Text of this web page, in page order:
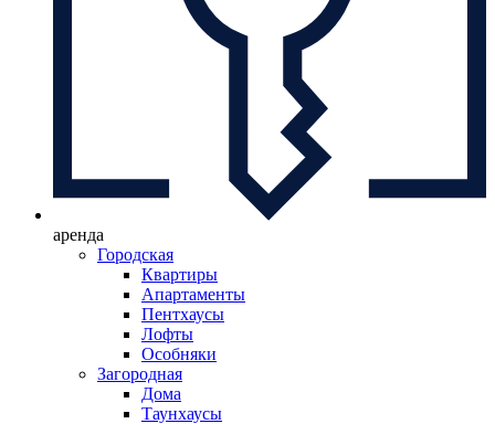
аренда
Городская
Квартиры
Апартаменты
Пентхаусы
Лофты
Особняки
Загородная
Дома
Таунхаусы